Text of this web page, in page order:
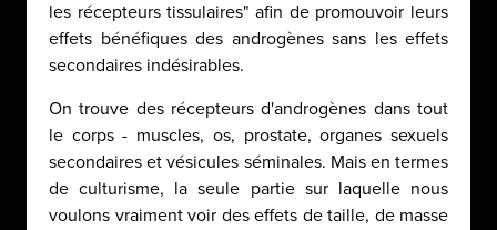
les récepteurs tissulaires" afin de promouvoir leurs
effets bénéfiques des androgènes sans les effets
secondaires indésirables.
On trouve des récepteurs d'androgènes dans tout
le corps - muscles, os, prostate, organes sexuels
secondaires et vésicules séminales. Mais en termes
de culturisme, la seule partie sur laquelle nous
voulons vraiment voir des effets de taille, de masse